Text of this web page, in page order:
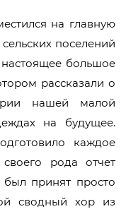
на главную
поселений
большое
рассказали о
нашей малой
на будущее.
каждое
рода отчет
был принят просто
сводный хор из